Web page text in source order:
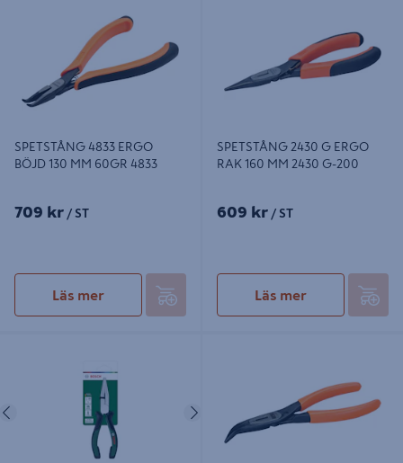
SPETSTÅNG 4833 ERGO
BÖJD 130 MM 60GR 4833
709 kr / ST
Läs mer
SPETSTÅNG 2430 G ERGO
RAK 160 MM 2430 G-200
609 kr / ST
Läs mer
Föregående